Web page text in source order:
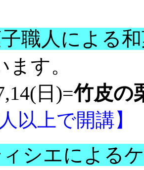
職人による
ます。
日)=竹皮の
人以上で開講】
シエによる